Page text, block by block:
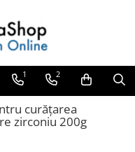
1 2
curățarea
zirconiu 200g